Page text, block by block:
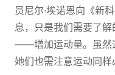
员尼尔·埃诺恩向《新
息，只是我们需要了
——增加运动量。虽然
她们也需注意运动同样